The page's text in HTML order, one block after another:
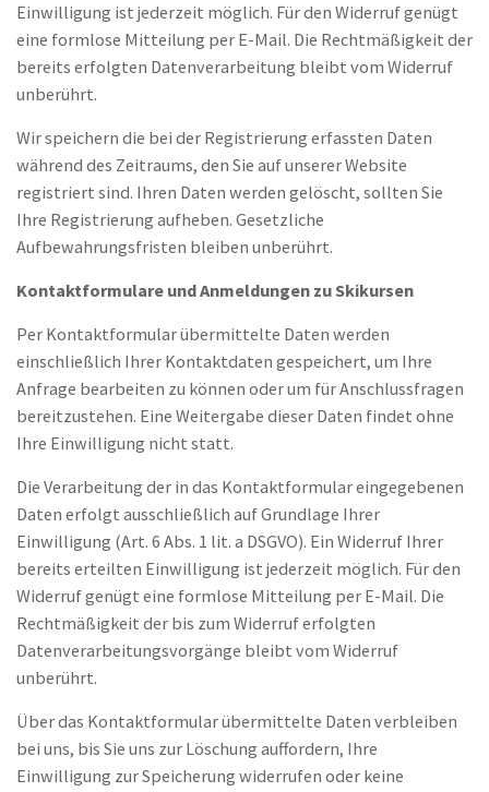
Einwilligung ist jederzeit möglich. Für den Widerruf genügt
eine formlose Mitteilung per E-Mail. Die Rechtmäßigkeit der
bereits erfolgten Datenverarbeitung bleibt vom Widerruf
unberührt.
Wir speichern die bei der Registrierung erfassten Daten
während des Zeitraums, den Sie auf unserer Website
registriert sind. Ihren Daten werden gelöscht, sollten Sie
Ihre Registrierung aufheben. Gesetzliche
Aufbewahrungsfristen bleiben unberührt.
Kontaktformulare und Anmeldungen zu Skikursen
Per Kontaktformular übermittelte Daten werden
einschließlich Ihrer Kontaktdaten gespeichert, um Ihre
Anfrage bearbeiten zu können oder um für Anschlussfragen
bereitzustehen. Eine Weitergabe dieser Daten findet ohne
Ihre Einwilligung nicht statt.
Die Verarbeitung der in das Kontaktformular eingegebenen
Daten erfolgt ausschließlich auf Grundlage Ihrer
Einwilligung (Art. 6 Abs. 1 lit. a DSGVO). Ein Widerruf Ihrer
bereits erteilten Einwilligung ist jederzeit möglich. Für den
Widerruf genügt eine formlose Mitteilung per E-Mail. Die
Rechtmäßigkeit der bis zum Widerruf erfolgten
Datenverarbeitungsvorgänge bleibt vom Widerruf
unberührt.
Über das Kontaktformular übermittelte Daten verbleiben
bei uns, bis Sie uns zur Löschung auffordern, Ihre
Einwilligung zur Speicherung widerrufen oder keine